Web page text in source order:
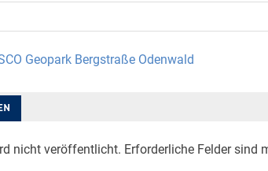
Geopark Bergstraße Odenwald
nicht veröffentlicht. Erforderliche Felder sind